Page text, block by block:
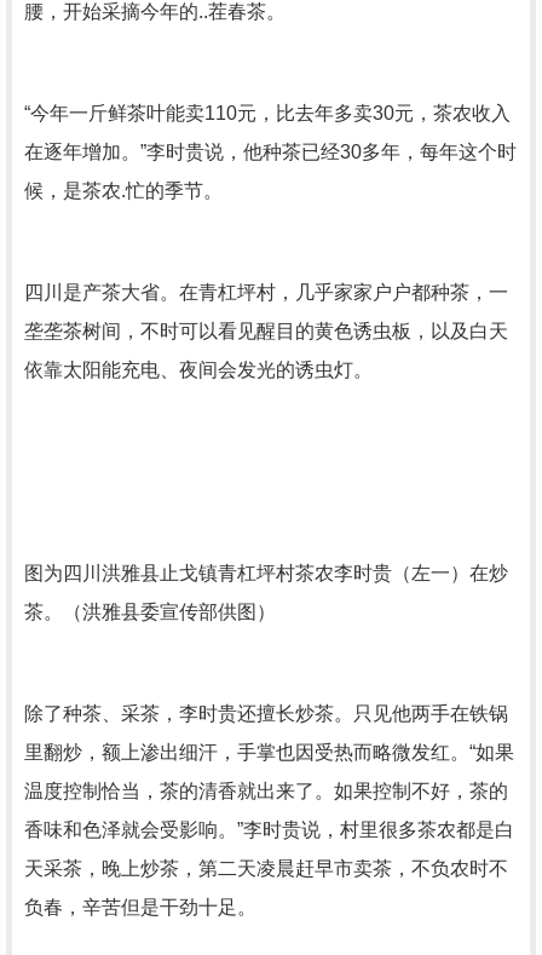
腰，开始采摘今年的..茬春茶。
“今年一斤鲜茶叶能卖110元，比去年多卖30元，茶农收入
在逐年增加。”李时贵说，他种茶已经30多年，每年这个时
候，是茶农.忙的季节。
四川是产茶大省。在青杠坪村，几乎家家户户都种茶，一
垄垄茶树间，不时可以看见醒目的黄色诱虫板，以及白天
依靠太阳能充电、夜间会发光的诱虫灯。
图为四川洪雅县止戈镇青杠坪村茶农李时贵（左一）在炒
茶。（洪雅县委宣传部供图）
除了种茶、采茶，李时贵还擅长炒茶。只见他两手在铁锅
里翻炒，额上渗出细汗，手掌也因受热而略微发红。“如果
温度控制恰当，茶的清香就出来了。如果控制不好，茶的
香味和色泽就会受影响。”李时贵说，村里很多茶农都是白
天采茶，晚上炒茶，第二天凌晨赶早市卖茶，不负农时不
负春，辛苦但是干劲十足。